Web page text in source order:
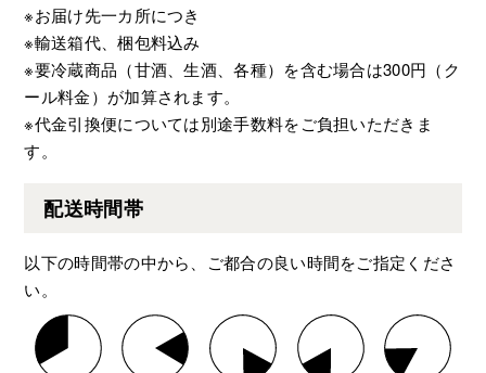
※お届け先一カ所につき
※輸送箱代、梱包料込み
※要冷蔵商品（甘酒、生酒、各種）を含む場合は300円（ク
ール料金）が加算されます。
※代金引換便については別途手数料をご負担いただきま
す。
配送時間帯
以下の時間帯の中から、ご都合の良い時間をご指定くださ
い。